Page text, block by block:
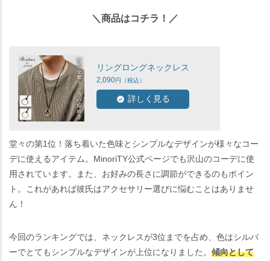
＼商品はコチラ！／
リングロングネックレス
2,090
詳しく見る
堂々の第1位！落ち着いた色味とシンプルなデザインが様々なコー
デに使えるアイテム。MinoriTY公式ページでも沢山のコーデに使
用されています。また、お好みの長さに調節ができるのもポイン
ト。これがあれば彼氏はアクセサリー選びに悩むことはありませ
ん！
今回のランキングでは、ネックレスが3位までを占め、色はシルバ
ーでとてもシンプルなデザインが上位になりました。 傾向として